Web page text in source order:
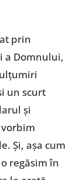
prin
a Domnului,
un scurt
și
Și, așa cum
regăsim în